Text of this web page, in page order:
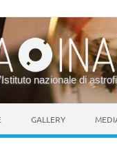
nazionale di
GALLERY